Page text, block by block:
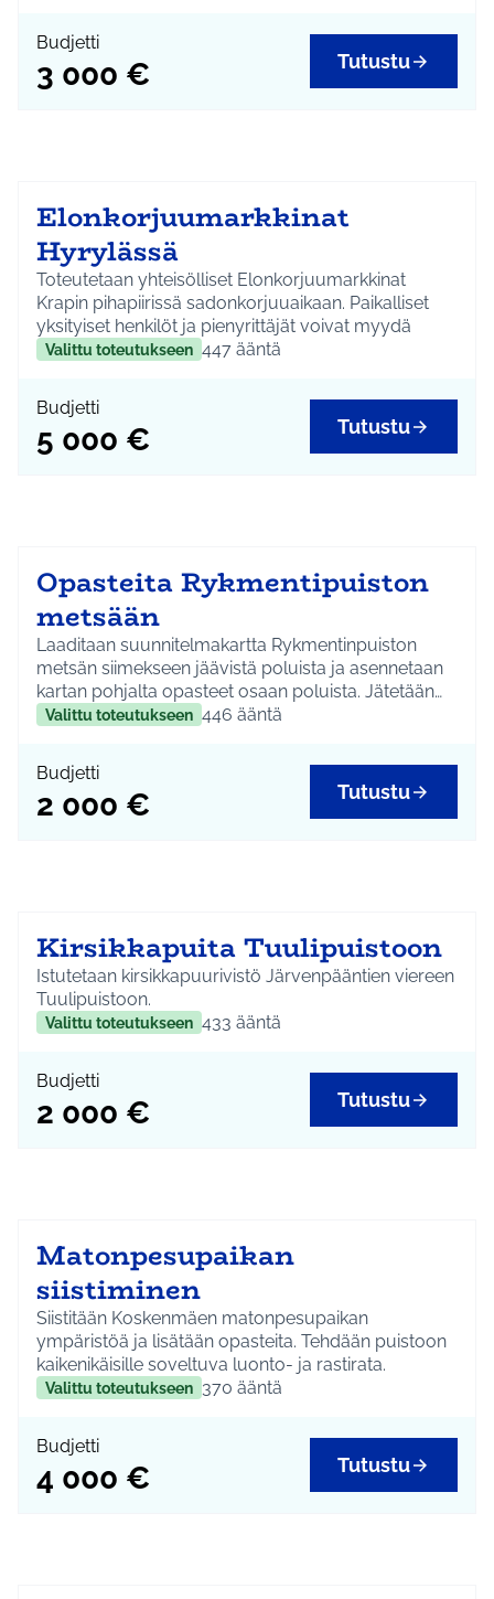
Budjetti
3 000 € Tutustu
Elonkorjuumarkkinat
Hyrylässä
Toteutetaan yhteisölliset Elonkorjuumarkkinat
Krapin pihapiirissä sadonkorjuuaikaan. Paikalliset
yksityiset henkilöt ja pienyrittäjät voivat myydä
oman satonsa tuotteita.
Valittu toteutukseen 447 ääntä
Budjetti
5 000 € Tutustu
Opasteita Rykmentipuiston
metsään
Laaditaan suunnitelmakartta Rykmentinpuiston
metsän siimekseen jäävistä poluista ja asennetaan
kartan pohjalta opasteet osaan poluista. Jätetään
alueelle mahdollisuus tutustua metsään ja
Valittu toteutukseen 446 ääntä
Budjetti
2 000 € Tutustu
Kirsikkapuita Tuulipuistoon
Istutetaan kirsikkapuurivistö Järvenpääntien viereen
Tuulipuistoon.
Valittu toteutukseen 433 ääntä
Budjetti
2 000 € Tutustu
Matonpesupaikan
siistiminen
Siistitään Koskenmäen matonpesupaikan
ympäristöä ja lisätään opasteita. Tehdään puistoon
kaikenikäisille soveltuva luonto- ja rastirata.
Valittu toteutukseen 370 ääntä
Budjetti
4 000 € Tutustu